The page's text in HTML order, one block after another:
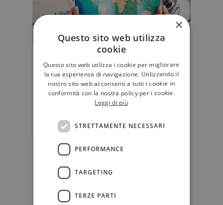
Frasi sui viaggi, alcune fra le più
belle citazioni tratte dalla
letteratura
Da Ryszard Kapuściński a
Marguerite Yourcenar, passando
per Claudio Magris, Banana
Yoshimoto e mo…
STORIE
×
Questo sito web utilizza
cookie
Questo sito web utilizza i cookie per migliorare
la tua esperienza di navigazione. Utilizzando il
nostro sito web acconsenti a tutti i cookie in
conformità con la nostra policy per i cookie.
Leggi di più
STRETTAMENTE NECESSARI
PERFORMANCE
TARGETING
TERZE PARTI